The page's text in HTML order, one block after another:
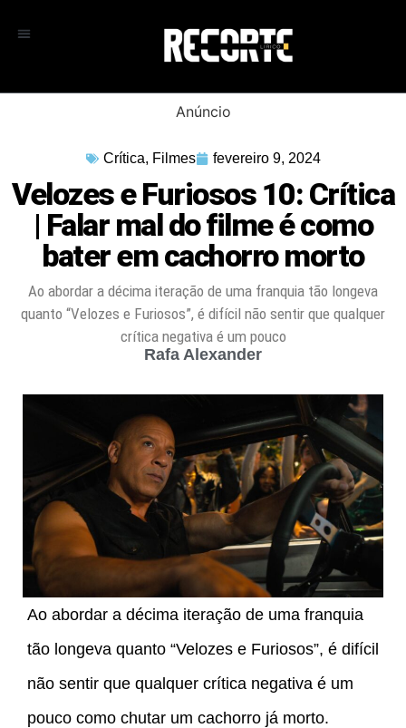
Anúncio
Crítica, Filmes fevereiro 9, 2024
Velozes e Furiosos 10: Crítica
| Falar mal do filme é como
bater em cachorro morto
Ao abordar a décima iteração de uma franquia tão longeva
quanto “Velozes e Furiosos”, é difícil não sentir que qualquer
crítica negativa é um pouco
Rafa Alexander
Ao abordar a décima iteração de uma franquia
tão longeva quanto “Velozes e Furiosos”, é difícil
não sentir que qualquer crítica negativa é um
pouco como chutar um cachorro já morto.